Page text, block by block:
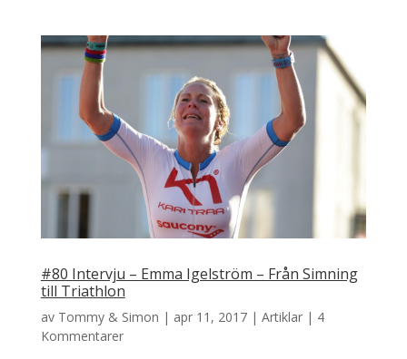
#80 Intervju – Emma Igelström – Från Simning
till Triathlon
av Tommy & Simon | apr 11, 2017| Artiklar| 4
Kommentarer